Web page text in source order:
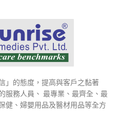
」的態度，提高與客戶之黏著
服務人員、 最專業、最齊全、最
健、婦嬰用品及醫材用品等全方